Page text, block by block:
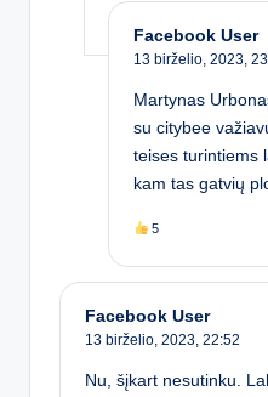
Facebook User
13 birželio, 2023,
Martynas
su citybee
teises turintiems
kam tas gatvių
5
Facebook User
13 birželio, 2023, 22:52
Nu, šįkart nesutinku.